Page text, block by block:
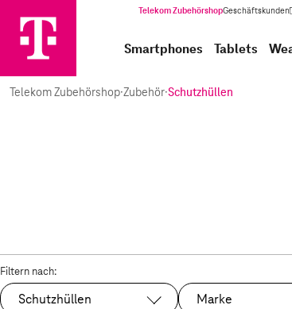
Telekom ZubehörshopGeschäftskunden
(Wird in einem
Smartphones Tablets
Telekom Zubehörshop·Zubehör·Schutzhüllen
Filtern nach:
Schutzhüllen Marke